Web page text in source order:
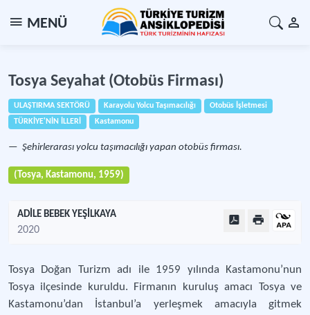
MENÜ
Tosya Seyahat (Otobüs Firması)
ULAŞTIRMA SEKTÖRÜ Karayolu Yolcu Taşımacılığı
Otobüs İşletmesi
TÜRKİYE'NİN İLLERİ
Kastamonu
Şehirlerarası yolcu taşımacılığı yapan otobüs firması.
(Tosya, Kastamonu, 1959)
ADİLE BEBEK YEŞİLKAYA
2020
Tosya Doğan Turizm adı ile 1959 yılında Kastamonu’nun
Tosya ilçesinde kuruldu. Firmanın kuruluş amacı Tosya ve
Kastamonu’dan İstanbul’a yerleşmek amacıyla gitmek